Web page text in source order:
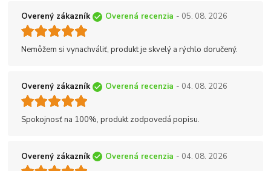
Overený zákazník Overená recenzia - 05. 08. 2026
Nemôžem si vynachváliť, produkt je skvelý a rýchlo doručený.
Overený zákazník Overená recenzia - 04. 08. 2026
Spokojnosť na 100%, produkt zodpovedá popisu.
Overený zákazník Overená recenzia - 04. 08. 2026